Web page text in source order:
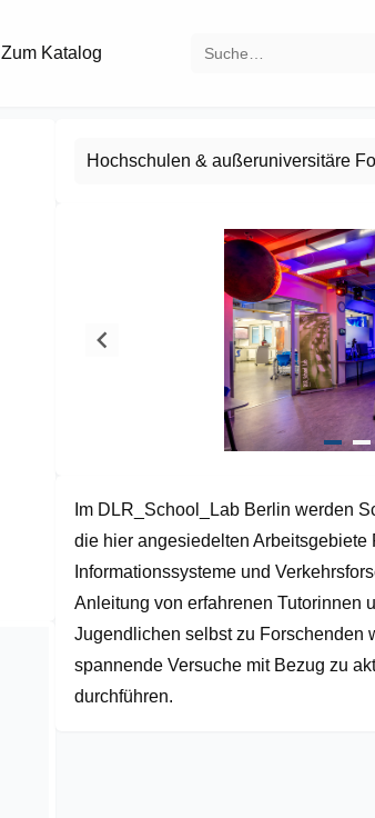
Zum Katalog
Hochschulen & außeruniversitäre
of
5
Im DLR_School_Lab Berlin werden
die hier angesiedelten Arbeitsgebiete
Informationssysteme und
Anleitung von erfahrenen Tutorinnen
Jugendlichen selbst zu Forschenden
spannende Versuche mit Bezug zu
durchführen.